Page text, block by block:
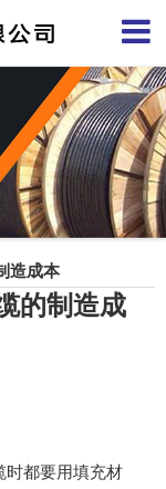
造成本
的制造成
都要用填充材